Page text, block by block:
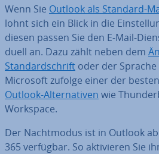
Wenn Sie Outlook als Standard-
lohnt sich ein Blick in die
diesen passen Sie den E-Mail-
du­ell an. Dazu zählt neben dem
Stan­dard­schrift oder der
Microsoft zufolge einer der
Outlook-Al­ter­na­ti­ven wie
Workspace.
Der Nacht­mo­dus ist in Outlook
365 verfügbar. So ak­ti­vie­ren Sie